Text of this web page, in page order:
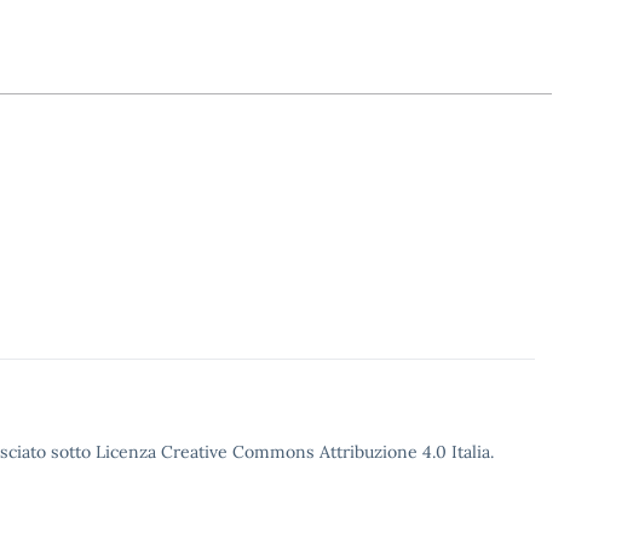
sotto Licenza Creative Commons Attribuzione 4.0 Italia.